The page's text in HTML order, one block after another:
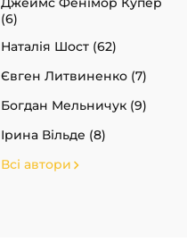
(6)
Наталія Шост (62)
Євген Литвиненко (7)
Богдан Мельничук (9)
Ірина Вільде (8)
Всі автори